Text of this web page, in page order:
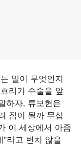
일이 무엇인지
리가 수술을 앞
하자, 류보현은
짐이 될까 무섭
이 세상에서 아줌
"라고 변치 않을